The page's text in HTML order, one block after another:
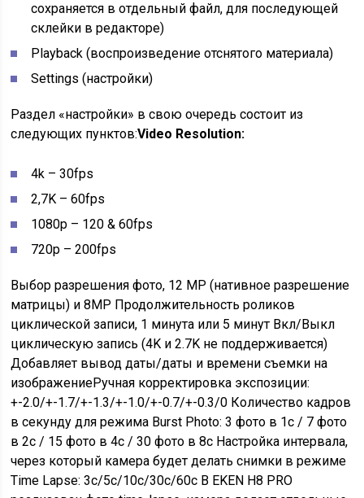
сохраняется в отдельный файл, для последующей
склейки в редакторе)
Playback (воспроизведение отснятого материала)
Settings (настройки)
Раздел «настройки» в свою очередь состоит из
следующих пунктов:Video Resolution:
4k – 30fps
2,7K – 60fps
1080p – 120 & 60fps
720p – 200fps
Выбор разрешения фото, 12 MP (нативное разрешение
матрицы) и 8MP Продолжительность роликов
циклической записи, 1 минута или 5 минут Вкл/Выкл
циклическую запись (4K и 2.7K не поддерживается)
Добавляет вывод даты/даты и времени съемки на
изображениеРучная корректировка экспозиции:
+-2.0/+-1.7/+-1.3/+-1.0/+-0.7/+-0.3/0 Количество кадров
в секунду для режима Burst Photo: 3 фото в 1с / 7 фото
в 2с / 15 фото в 4с / 30 фото в 8с Настройка интервала,
через который камера будет делать снимки в режиме
Time Lapse: 3c/5c/10c/30c/60c В EKEN H8 PRO